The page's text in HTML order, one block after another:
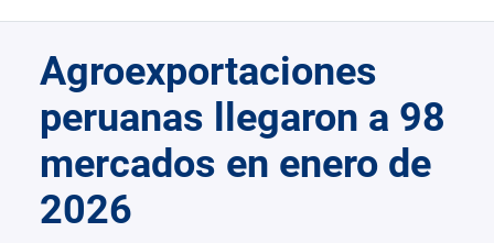
Agroexportaciones
peruanas llegaron a 98
mercados en enero de
2026